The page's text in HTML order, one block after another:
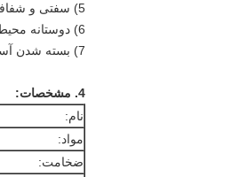
5) سفتی و شفافیت خوب
6) دوستانه محیط زیست متحد
7) بسته شدن آسان و استفاده چندگانه
4. مشخصات:
نام:
مواد:
ضخامت: